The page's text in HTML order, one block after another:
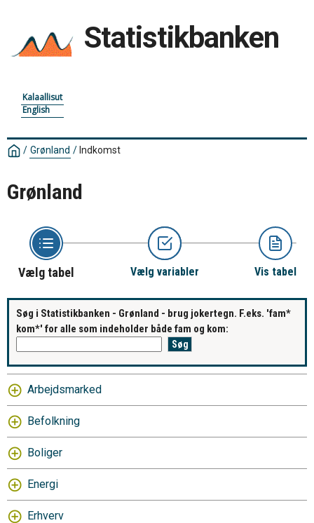
Statistikbanken
Kalaallisut
English
/ Grønland / Indkomst
Grønland
Vælg tabel Vælg variabler Vis tabel
Søg i Statistikbanken - Grønland - brug jokertegn. F.eks. 'fam*
kom*' for alle som indeholder både fam og kom:
Arbejdsmarked
Befolkning
Boliger
Energi
Erhverv